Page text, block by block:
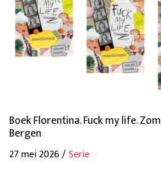
Boek Florentina. Fuck my life.
Bergen
27 mei 2026 /Serie